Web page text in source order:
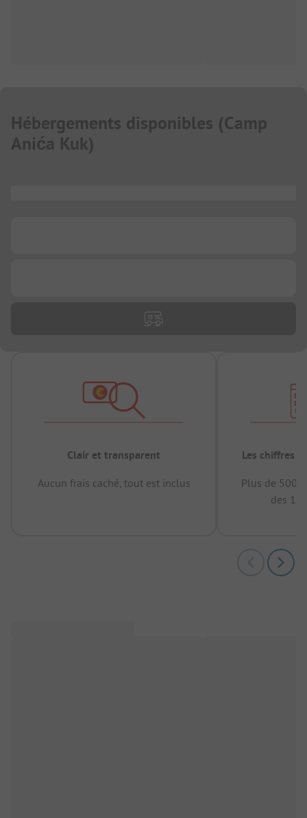
Hébergements disponibles (Camp
Anića Kuk)
Clair et transparent
Aucun frais caché, tout est inclus
Les chiffres
Plus de
des 12